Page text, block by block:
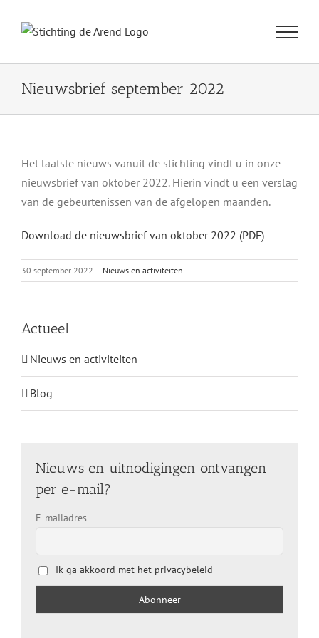
Nieuwsbrief september 2022
Het laatste nieuws vanuit de stichting vindt u in onze
nieuwsbrief van oktober 2022. Hierin vindt u een verslag
van de gebeurtenissen van de afgelopen maanden.
Download de nieuwsbrief van oktober 2022 (PDF)
30 september 2022 | Nieuws en activiteiten
Actueel
Nieuws en activiteiten
Blog
Nieuws en uitnodigingen ontvangen
per e-mail?
E-mailadres
Ik ga akkoord met het privacybeleid